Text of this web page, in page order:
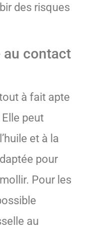
des risques
au contact
à fait apte
Elle peut
et à la
pour
Pour les
au